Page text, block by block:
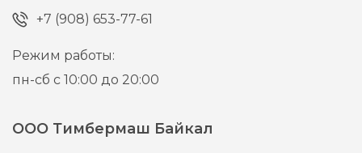
+7 (908) 653-77-61
Режим работы:
пн-сб с 10:00 до 20:00
ООО Тимбермаш Байкал